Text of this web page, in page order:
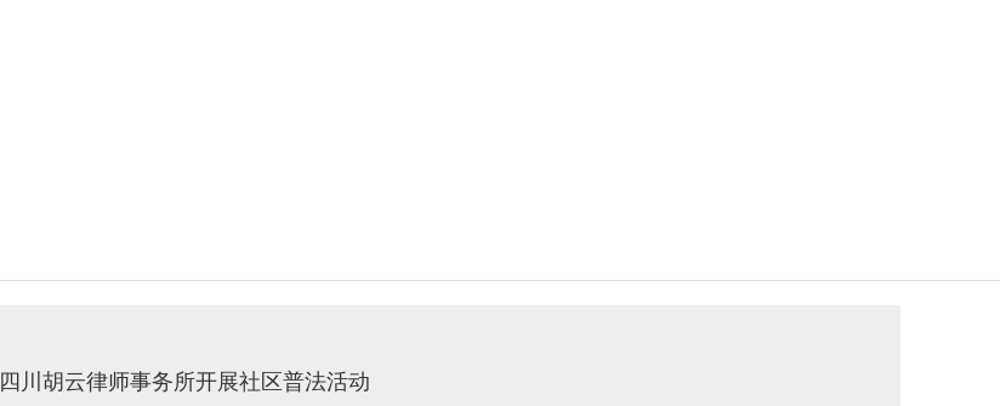
四川胡云律师事务所开展社区普法活动